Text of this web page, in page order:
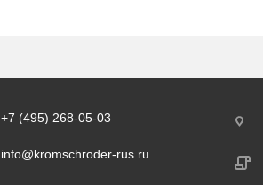
+7 (495) 268-05-03
info@kromschroder-rus.ru